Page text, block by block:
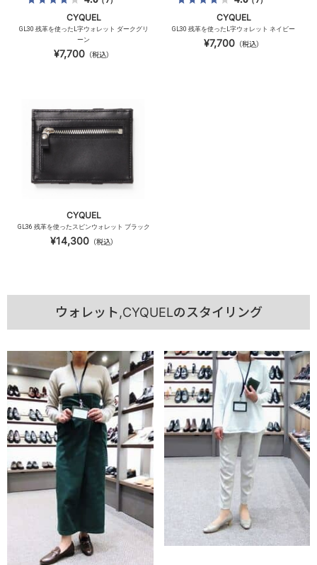
CYQUEL
GL30 残革を使ったL字ウォレット ダークグリ
ーン
¥7,700 （税込）
CYQUEL
GL30 残革を使ったL字ウォレット ネイビー
¥7,700 （税込）
CYQUEL
GL36 残革を使ったスピンウォレット ブラック
¥14,300（税込）
ウォレット,CYQUELのスタイリング